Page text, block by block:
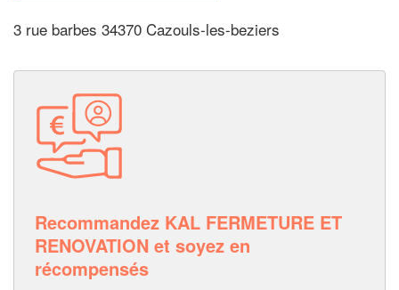
3 rue barbes 34370 Cazouls-les-beziers
Recommandez KAL FERMETURE ET
RENOVATION et soyez en
récompensés